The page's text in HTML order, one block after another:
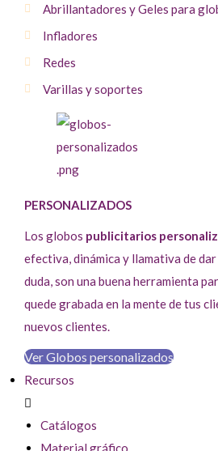
Abrillantadores y Geles para
Infladores
Redes
Varillas y soportes
PERSONALIZADOS
Los globos publicitarios
efectiva, dinámica y llamativa de
duda, son una buena herramienta
quede grabada en la mente de tus
nuevos clientes.
Ver Globos personalizados
Recursos
Catálogos
Material gráfico